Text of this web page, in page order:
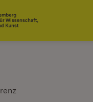
springen